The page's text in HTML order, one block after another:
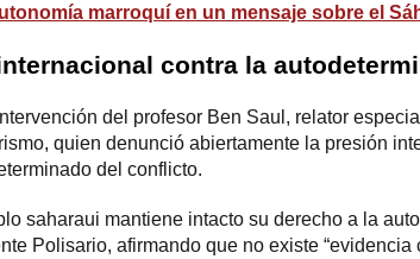
marroquí en un mensaje sobre el
contra la
del profesor Ben Saul, relator
quien denunció abiertamente la presión
del conflicto.
saharaui mantiene intacto su derecho a la
Polisario, afirmando que no existe “evidencia